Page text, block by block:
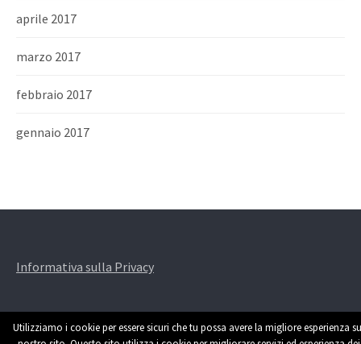
aprile 2017
marzo 2017
febbraio 2017
gennaio 2017
Informativa sulla Privacy
Utilizziamo i cookie per essere sicuri che tu possa avere la migliore esperienza